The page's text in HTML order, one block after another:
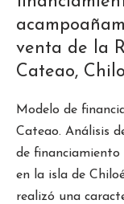
venta de la
Cateao,
Modelo de
Cateao. Análisis
de
en la isla de
realizó una